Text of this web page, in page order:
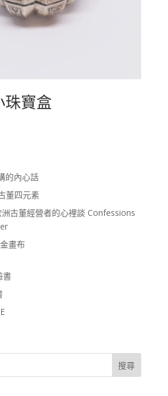
珠寶盒
的內心話
董四元素
古董經營者的心裡談 Confessions
畫布
書